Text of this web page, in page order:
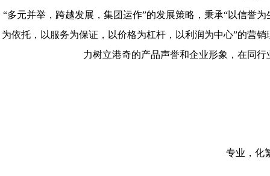
“多元并举，跨越发展，集团运作”的发展策略，秉承“以信誉
为依托，以服务为保证，以价格为杠杆，以利润为中心”的营
力树立港奇的产品声誉和企业形象，在同
专业，化